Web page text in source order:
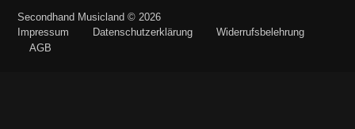
Secondhand Musicland © 2026
Impressum
Datenschutzerklärung
Widerrufsbelehrung
AGB